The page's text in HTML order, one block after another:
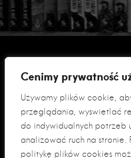
Cenimy prywatność
Używamy plików cookie,
przeglądania, wyświetlać
do indywidualnych potrzeb
analizować ruch na stronie.
politykę plików cookies
Polityka